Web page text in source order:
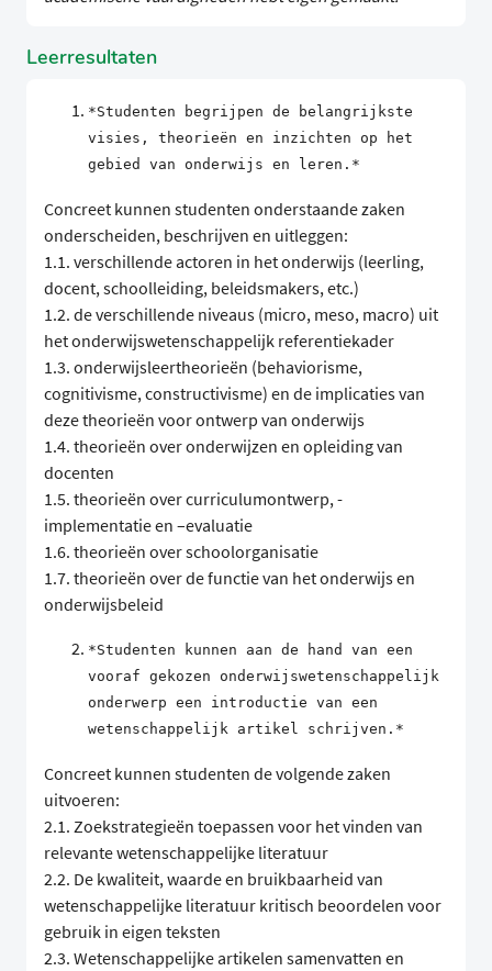
Leerresultaten
*Studenten begrijpen de belangrijkste
visies, theorieën en inzichten op het
gebied van onderwijs en leren.*
Concreet kunnen studenten onderstaande zaken
onderscheiden, beschrijven en uitleggen:
1.1. verschillende actoren in het onderwijs (leerling,
docent, schoolleiding, beleidsmakers, etc.)
1.2. de verschillende niveaus (micro, meso, macro) uit
het onderwijswetenschappelijk referentiekader
1.3. onderwijsleertheorieën (behaviorisme,
cognitivisme, constructivisme) en de implicaties van
deze theorieën voor ontwerp van onderwijs
1.4. theorieën over onderwijzen en opleiding van
docenten
1.5. theorieën over curriculumontwerp, -
implementatie en –evaluatie
1.6. theorieën over schoolorganisatie
1.7. theorieën over de functie van het onderwijs en
onderwijsbeleid
*Studenten kunnen aan de hand van een
vooraf gekozen onderwijswetenschappelijk
onderwerp een introductie van een
wetenschappelijk artikel schrijven.*
Concreet kunnen studenten de volgende zaken
uitvoeren:
2.1. Zoekstrategieën toepassen voor het vinden van
relevante wetenschappelijke literatuur
2.2. De kwaliteit, waarde en bruikbaarheid van
wetenschappelijke literatuur kritisch beoordelen voor
gebruik in eigen teksten
2.3. Wetenschappelijke artikelen samenvatten en